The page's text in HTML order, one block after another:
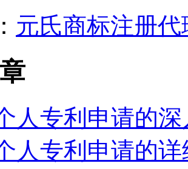
元氏商标注册
人专利申请的
人专利申请的